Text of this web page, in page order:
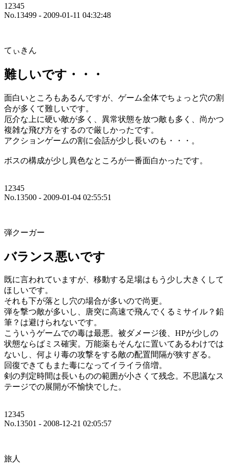
12345
No.13499 - 2009-01-11 04:32:48
てぃきん
難しいです・・・
面白いところもあるんですが、ゲーム全体でちょっと穴の割
合が多くて難しいです。
厄介な上に硬い敵が多く、異常状態を放つ敵も多く、尚かつ
複雑な飛び方をするので厳しかったです。
アクションゲームの割に会話が少し長いのも・・・。
ボスの構成が少し異色なところが一番面白かったです。
12345
No.13500 - 2009-01-04 02:55:51
弾クーガー
バランス悪いです
既に言われていますが、移動する足場はもう少し大きくして
ほしいです。
それも下が落とし穴の場合が多いので尚更。
弾を撃つ敵が多いし、唐突に高速で飛んでくるミサイル？鉛
筆？は避けられないです。
こういうゲームでの毒は最悪。被ダメージ後、HPが少しの
状態ならばミス確実。万能薬もそんなに置いてあるわけでは
ないし、何より毒の攻撃をする敵の配置間隔が狭すぎる。
回復できてもまた毒になってイライラ倍増。
剣の判定時間は長いものの範囲が小さくて残念。不思議なス
テージでの展開が不愉快でした。
12345
No.13501 - 2008-12-21 02:05:57
旅人